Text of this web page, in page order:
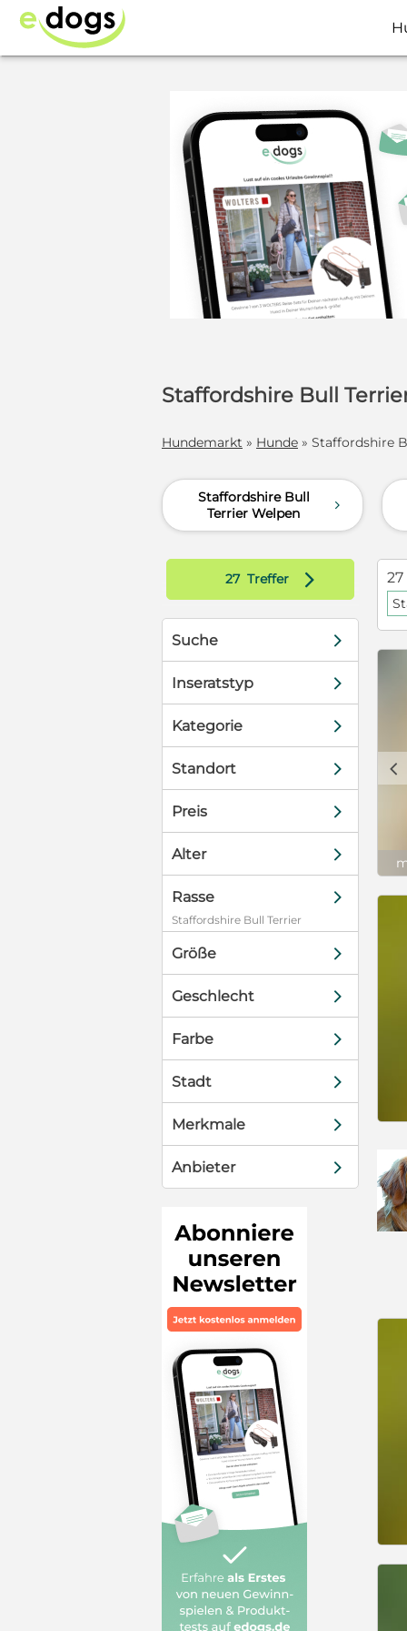
Staffordshire Bull
Hundemarkt » Hunde » Staffordshire
Staffordshire Bull
Terrier Welpen
d
27 Treffer d
Suche d
Inseratstyp d
Kategorie d
Standort d
Preis d
Alter d
Rasse d
Staffordshire Bull Terrier
Größe d
Geschlecht d
Farbe d
Stadt d
Merkmale d
Anbieter d
c